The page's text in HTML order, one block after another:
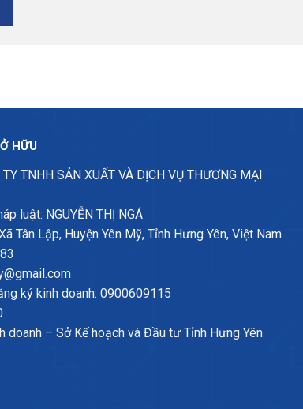
HỮU
TNHH SẢN XUẤT VÀ DỊCH VỤ THƯƠNG MẠI
luật: NGUYỄN THỊ NGÁ
Tân Lập, Huyện Yên Mỹ, Tỉnh Hưng Yên, Việt Nam
ký kinh doanh: 0900609115
doanh – Sở Kế hoạch và Đầu tư Tỉnh Hưng Yên